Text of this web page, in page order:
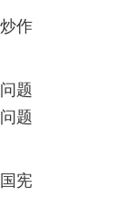
作
题
题
宪